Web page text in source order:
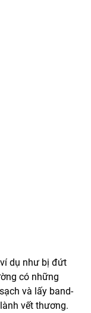
dụ như bị đứt
có những
và lấy band-
vết thương.